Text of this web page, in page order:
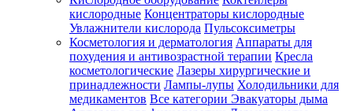
Зарегистрироваться
кислородные Концентраторы кислородные
Увлажнители кислорода Пульсоксиметры
Косметология и дерматология Аппараты для
похудения и антивозрастной терапии Кресла
косметологические Лазеры хирургические и
принадлежности Лампы-лупы Холодильники для
медикаментов Все категории Эвакуаторы дыма